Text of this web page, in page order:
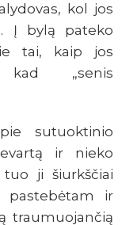
kol jos
Į bylą pateko
tai, kaip jos
kad „senis
sutuoktinio
ir nieko
ji šiurkščiai
pastebėtam ir
traumuojančią